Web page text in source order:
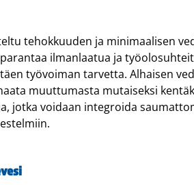
tehokkuuden ja minimaalisen
ilmanlaatua ja
työvoiman tarvetta. Alhaisen
muuttumasta mutaiseksi
jotka voidaan integroida